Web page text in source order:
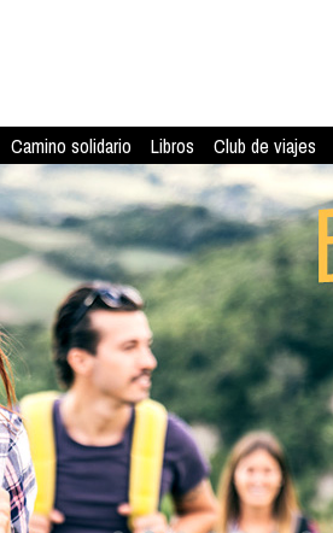
Camino solidario Libros Club de viajes